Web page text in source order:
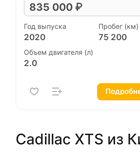
835 000 ₽
Год выпуска
2020
Пробег (км)
75 200
Объем двигателя (л)
2.0
Cadillac XTS из